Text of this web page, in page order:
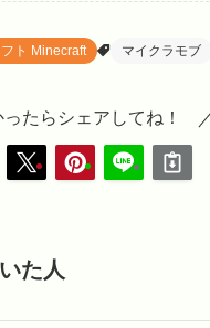
ト Minecraft マイクラモブ
ったらシェアしてね！
た人